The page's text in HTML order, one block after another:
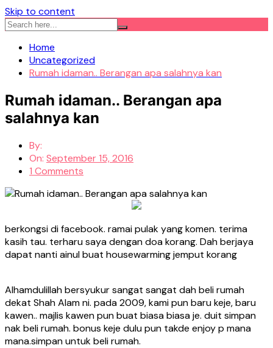
Skip to content
Home
Uncategorized
Rumah idaman.. Berangan apa salahnya kan
Rumah idaman.. Berangan apa
salahnya kan
By:
On: September 15, 2016
1 Comments
berkongsi di facebook. ramai pulak yang komen. terima
kasih tau. terharu saya dengan doa korang. Dah berjaya
dapat nanti ainul buat housewarming jemput korang
Alhamdulillah bersyukur sangat sangat dah beli rumah
dekat Shah Alam ni. pada 2009, kami pun baru keje, baru
kawen.. majlis kawen pun buat biasa biasa je. duit simpan
nak beli rumah. bonus keje dulu pun takde enjoy p mana
mana.simpan untuk beli rumah.